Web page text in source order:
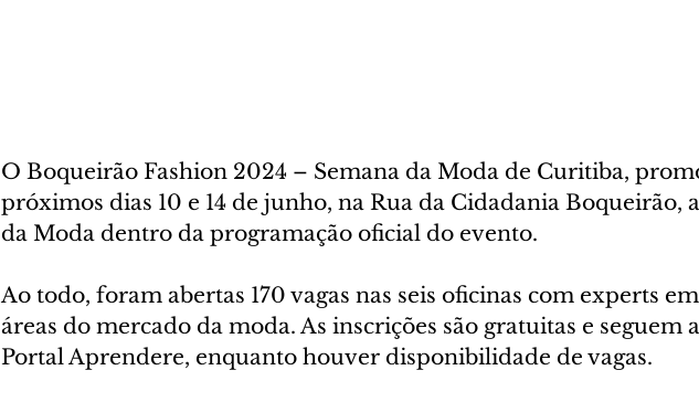
O Boqueirão Fashion 2024 – Semana da Moda de Curitiba,
próximos dias 10 e 14 de junho, na Rua da Cidadania Boqueirão,
da Moda dentro da programação oficial do evento.
Ao todo, foram abertas 170 vagas nas seis oficinas com experts
áreas do mercado da moda. As inscrições são gratuitas e seguem
Portal Aprendere, enquanto houver disponibilidade de vagas.